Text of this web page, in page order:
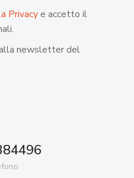
Privacye accetto il
newsletter del